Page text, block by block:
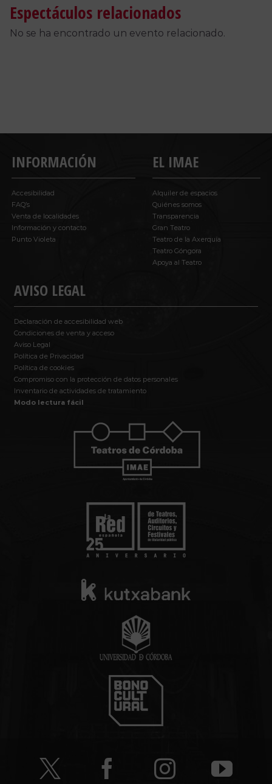
Espectáculos relacionados
No se ha encontrado un evento relacionado.
INFORMACIÓN
Accesibilidad
FAQ’s
Venta de localidades
Información y contacto
Punto Violeta
AVISO LEGAL
Declaración de accesibilidad web
Condiciones de venta y acceso
Aviso Legal
Política de Privacidad
Política de cookies
Compromiso con la protección de datos personales
Inventario de actividades de tratamiento
Modo lectura fácil
EL IMAE
Alquiler de espacios
Quiénes somos
Transparencia
Gran Teatro
Teatro de la Axerquía
Teatro Góngora
Apoya al Teatro